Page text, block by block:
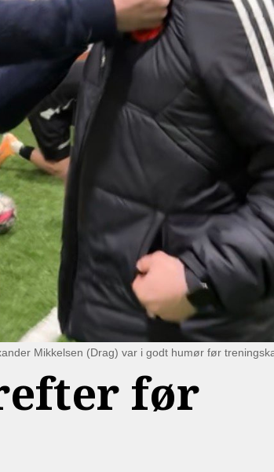
Mikkelsen (Drag) var i godt humør før
før